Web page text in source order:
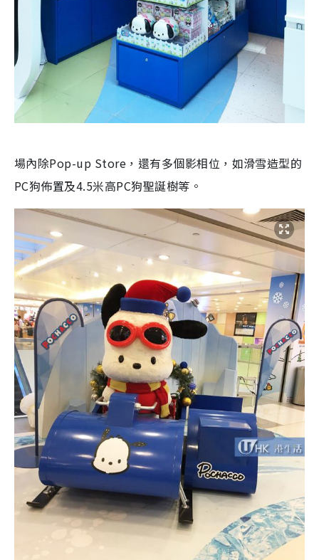
場內除Pop-up Store，還有多個影相位，如滑雪造型的
PC狗佈置及4.5米高PC狗聖誕樹等。